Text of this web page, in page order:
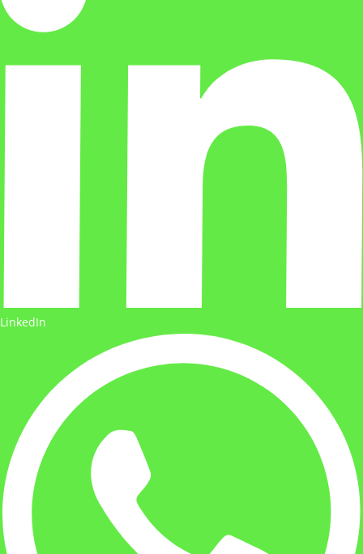
LinkedIn